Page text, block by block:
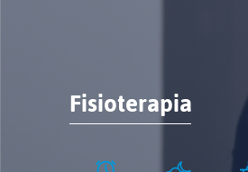
Fisioterapia